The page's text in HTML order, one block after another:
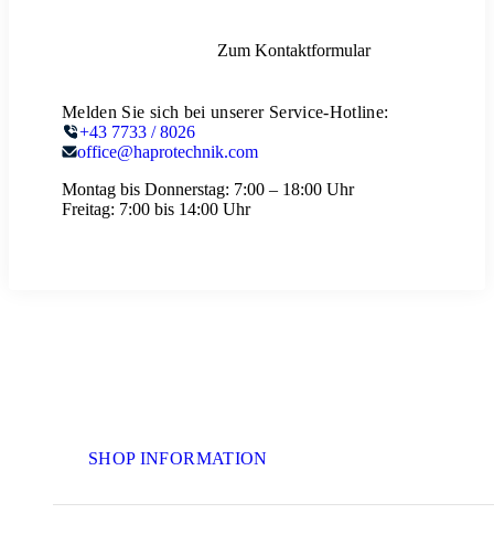
Zum Kontaktformular
Melden Sie sich bei unserer Service-Hotline:
+43 7733 / 8026
office@haprotechnik.com
Montag bis Donnerstag: 7:00 – 18:00 Uhr
Freitag: 7:00 bis 14:00 Uhr
SHOP INFORMATION